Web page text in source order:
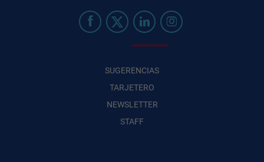
SUGERENCIAS
TARJETERO
NEWSLETTER
STAFF